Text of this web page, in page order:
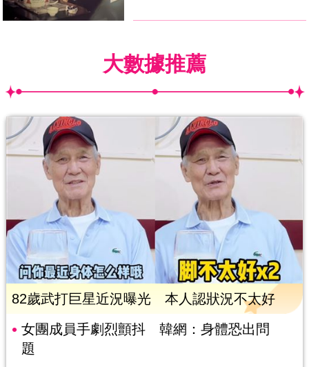
大數據推薦
82歲武打巨星近況曝光 本人認狀況不太好
女團成員手劇烈顫抖 韓網：身體恐出問
題